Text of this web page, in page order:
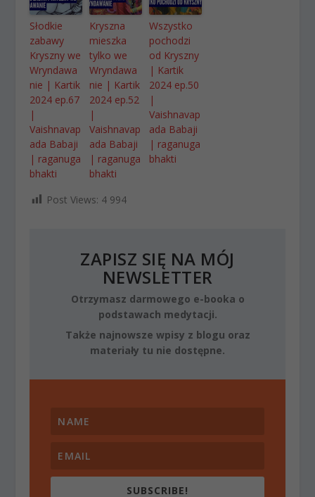
Słodkie
zabawy
Kryszny we
Wryndawa
nie | Kartik
2024 ep.67
|
Vaishnavap
ada Babaji
| raganuga
bhakti
Kryszna
mieszka
tylko we
Wryndawa
nie | Kartik
2024 ep.52
|
Vaishnavap
ada Babaji
| raganuga
bhakti
Wszystko
pochodzi
od Kryszny
| Kartik
2024 ep.50
|
Vaishnavap
ada Babaji
| raganuga
bhakti
Post Views: 4 994
ZAPISZ SIĘ NA MÓJ
NEWSLETTER
Otrzymasz darmowego e-booka o
podstawach medytacji.
Także najnowsze wpisy z blogu oraz
materiały tu nie dostępne.
SUBSCRIBE!